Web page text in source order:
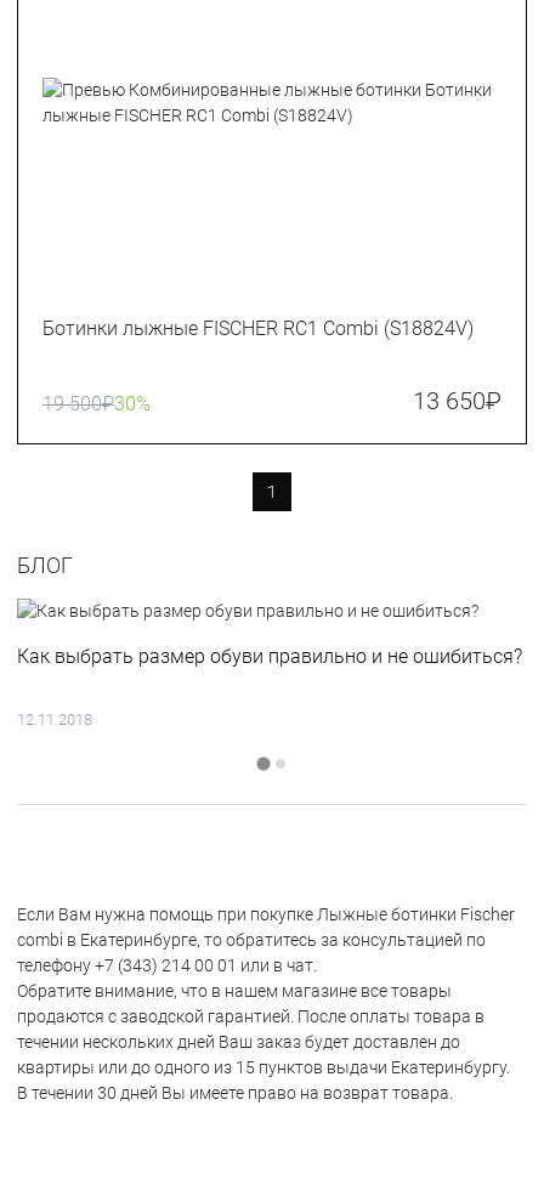
Ботинки лыжные FISCHER RC1 Combi (S18824V)
19 500₽30% 13 650₽
1
БЛОГ
Как выбрать размер обуви правильно и не ошибиться?
12.11.2018
Если Вам нужна помощь при покупке Лыжные ботинки Fischer
combi в Екатеринбурге, то обратитесь за консультацией по
телефону +7 (343) 214 00 01 или в чат.
Обратите внимание, что в нашем магазине все товары
продаются с заводской гарантией. После оплаты товара в
течении нескольких дней Ваш заказ будет доставлен до
квартиры или до одного из 15 пунктов выдачи Екатеринбургу.
В течении 30 дней Вы имеете право на возврат товара.